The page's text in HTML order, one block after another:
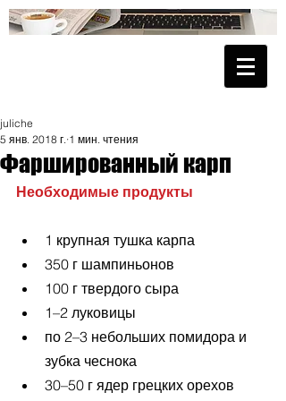
Фаршированный карп
juliche
5 янв. 2018 г. 1 мин. чтения
Необходимые продукты
1 крупная тушка карпа
350 г шампиньонов
100 г твердого сыра
1–2 луковицы
по 2–3 небольших помидора и
зубка чеснока
30–50 г ядер грецких орехов